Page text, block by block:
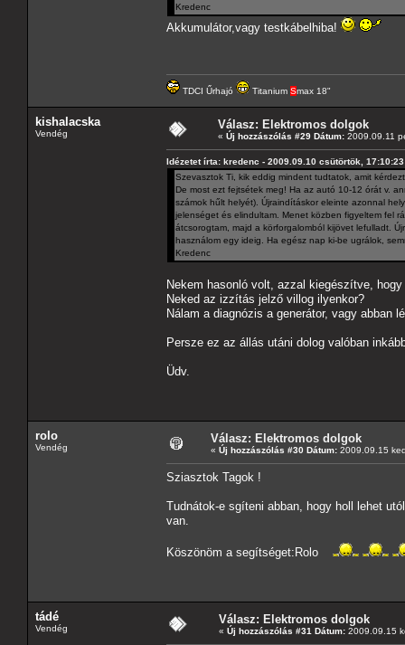
Kredenc
Akkumulátor,vagy testkábelhiba!
TDCI Űrhajó Titanium Smax 18"
kishalacska
Vendég
Válasz: Elektromos dolgok
« Új hozzászólás #29 Dátum: 2009.09.11
Idézetet írta: kredenc - 2009.09.10 csütörtök, 17:10:23
Szevasztok Ti, kik eddig mindent tudtatok, amit
De most ezt fejtsétek meg! Ha az autó 10-12 órát v.
számok hűlt helyét). Újraindításkor eleinte azonnal
jelenséget és elindultam. Menet közben figyeltem fel
átcsorogtam, majd a körforgalomból kijövet lefulladt.
használom egy ideig. Ha egész nap ki-be ugrálok,
Kredenc
Nekem hasonló volt, azzal kiegészítve,
Neked az izzítás jelző villog ilyenkor?
Nálam a diagnózis a generátor, vagy abban
Persze ez az állás utáni dolog valóban
Üdv.
rolo
Vendég
Válasz: Elektromos dolgok
« Új hozzászólás #30 Dátum: 2009.09.15
Sziasztok Tagok !
Tudnátok-e sgíteni abban, hogy holl lehet
van.
Köszönöm a segítséget:Rolo
tádé
Vendég
Válasz: Elektromos dolgok
« Új hozzászólás #31 Dátum: 2009.09.15